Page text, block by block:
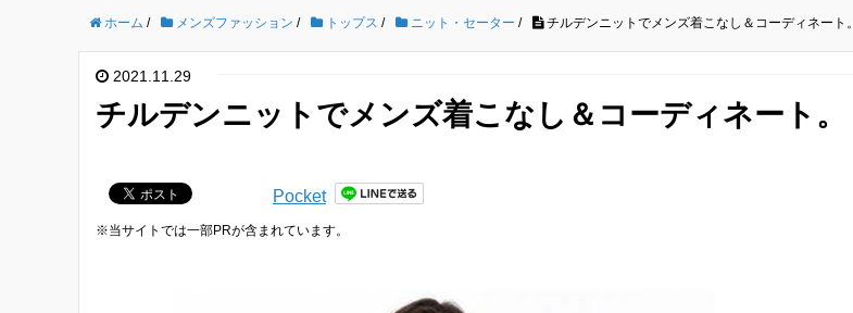
ホーム / メンズファッション / トップス / ニット・セーター / チルデンニットでメンズ着こなし＆コーディネート。
2021.11.29
チルデンニットでメンズ着こなし＆コーディネート。
Pocket
※当サイトでは一部PRが含まれています。